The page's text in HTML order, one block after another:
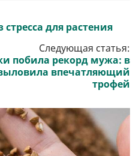
стресса для растения
Следующая статья:
побила рекорд мужа: в
впечатляющий
трофей